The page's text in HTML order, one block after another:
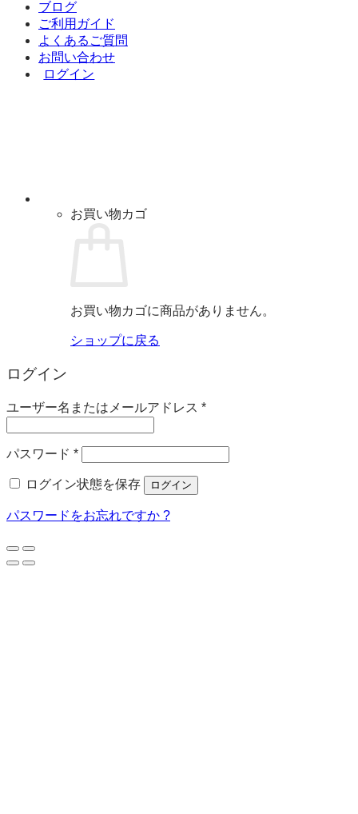
ブログ
ご利用ガイド
よくあるご質問
お問い合わせ
ログイン
お買い物カゴ
お買い物カゴに商品がありません。
ショップに戻る
ログイン
ユーザー名またはメールアドレス *必
パスワード *必
ログイン状態を保存
ログイン
パスワードをお忘れですか ?